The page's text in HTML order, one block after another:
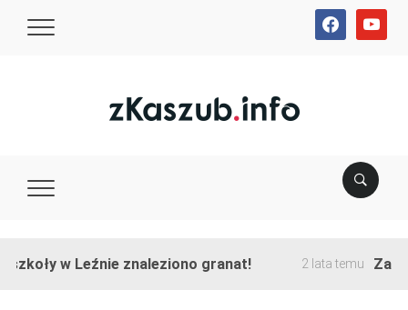
facebookyoutube
w Leźnie znaleziono granat! 2 lata temu